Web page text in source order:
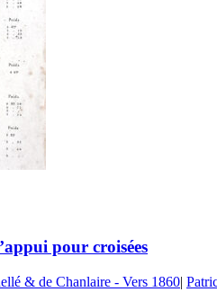
pour croisées
& de Chanlaire - Vers 1860|